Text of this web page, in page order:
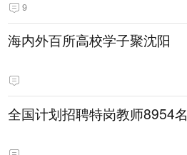
9
海内外百所高校学子聚沈阳
全国计划招聘特岗教师8954名